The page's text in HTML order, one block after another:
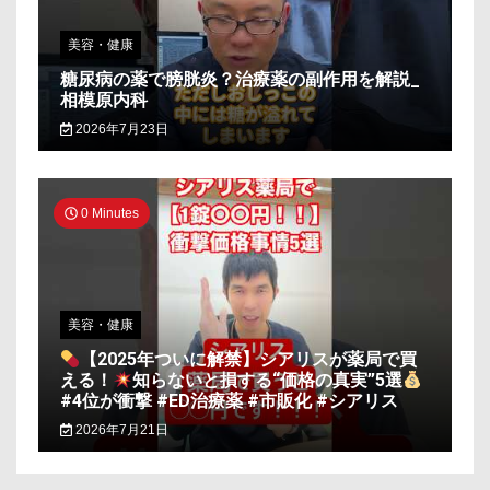
美容・健康
糖尿病の薬で膀胱炎？治療薬の副作用を解説_
相模原内科
2026年7月23日
0 Minutes
美容・健康
【2025年ついに解禁】シアリスが薬局で買
える！
知らないと損する“価格の真実”5選
#4位が衝撃 #ED治療薬 #市販化 #シアリス
2026年7月21日